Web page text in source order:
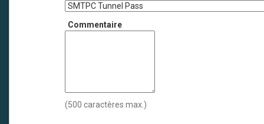
Commentaire
(500 caractères max.)